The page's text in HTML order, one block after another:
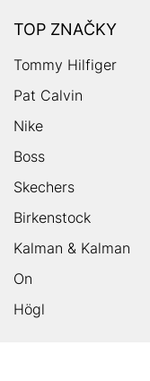
TOP ZNAČKY
Tommy Hilfiger
Pat Calvin
Nike
Boss
Skechers
Birkenstock
Kalman & Kalman
On
Högl